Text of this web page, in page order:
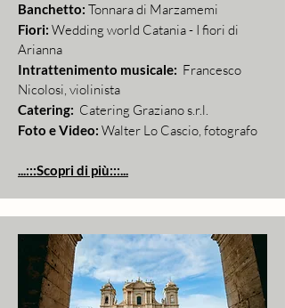
Banchetto: Tonnara di Marzamemi
Fiori: Wedding world Catania - I fiori di
Arianna
Intrattenimento musicale: Francesco
Nicolosi, violinista
Catering: Catering Graziano s.r.l.
Foto e Video: Walter Lo Cascio, fotografo
...:::Scopri di più:::...